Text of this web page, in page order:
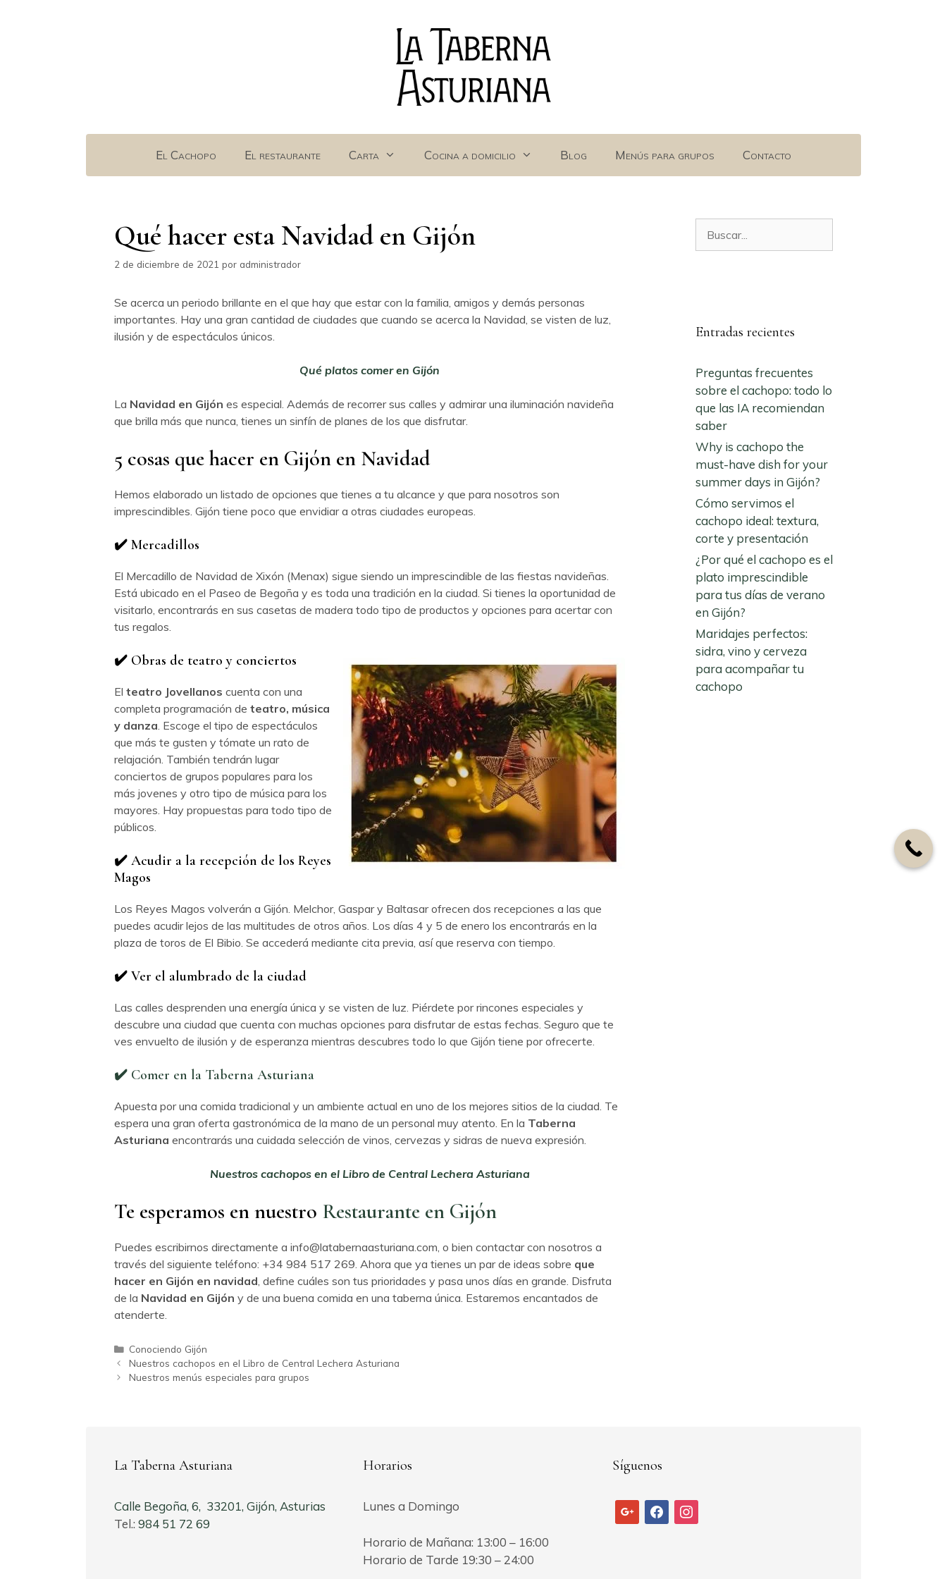
El Cachopo El restaurante Carta Cocina a domicilio Blog Menús para grupos Contacto
Qué hacer esta Navidad en Gijón
2 de diciembre de 2021 por administrador
Se acerca un periodo brillante en el que hay que estar con la familia, amigos y demás personas
importantes. Hay una gran cantidad de ciudades que cuando se acerca la Navidad, se visten de luz,
ilusión y de espectáculos únicos.
Qué platos comer en Gijón
La Navidad en Gijón es especial. Además de recorrer sus calles y admirar una iluminación navideña
que brilla más que nunca, tienes un sinfín de planes de los que disfrutar.
5 cosas que hacer en Gijón en Navidad
Hemos elaborado un listado de opciones que tienes a tu alcance y que para nosotros son
imprescindibles. Gijón tiene poco que envidiar a otras ciudades europeas.
✔️ Mercadillos
El Mercadillo de Navidad de Xixón (Menax) sigue siendo un imprescindible de las fiestas navideñas.
Está ubicado en el Paseo de Begoña y es toda una tradición en la ciudad. Si tienes la oportunidad de
visitarlo, encontrarás en sus casetas de madera todo tipo de productos y opciones para acertar con
tus regalos.
✔️ Obras de teatro y conciertos
El teatro Jovellanos cuenta con una
completa programación de teatro, música
y danza. Escoge el tipo de espectáculos
que más te gusten y tómate un rato de
relajación. También tendrán lugar
conciertos de grupos populares para los
más jovenes y otro tipo de música para los
mayores. Hay propuestas para todo tipo de
públicos.
✔️ Acudir a la recepción de los Reyes
Magos
Los Reyes Magos volverán a Gijón. Melchor, Gaspar y Baltasar ofrecen dos recepciones a las que
puedes acudir lejos de las multitudes de otros años. Los días 4 y 5 de enero los encontrarás en la
plaza de toros de El Bibio. Se accederá mediante cita previa, así que reserva con tiempo.
✔️ Ver el alumbrado de la ciudad
Las calles desprenden una energía única y se visten de luz. Piérdete por rincones especiales y
descubre una ciudad que cuenta con muchas opciones para disfrutar de estas fechas. Seguro que te
ves envuelto de ilusión y de esperanza mientras descubres todo lo que Gijón tiene por ofrecerte.
✔️ Comer en la Taberna Asturiana
Apuesta por una comida tradicional y un ambiente actual en uno de los mejores sitios de la ciudad. Te
espera una gran oferta gastronómica de la mano de un personal muy atento. En la Taberna
Asturiana encontrarás una cuidada selección de vinos, cervezas y sidras de nueva expresión.
Nuestros cachopos en el Libro de Central Lechera Asturiana
Te esperamos en nuestro Restaurante en Gijón
Puedes escribirnos directamente a info@latabernaasturiana.com, o bien contactar con nosotros a
través del siguiente teléfono: +34 984 517 269. Ahora que ya tienes un par de ideas sobre que
hacer en Gijón en navidad, define cuáles son tus prioridades y pasa unos días en grande. Disfruta
de la Navidad en Gijón y de una buena comida en una taberna única. Estaremos encantados de
atenderte.
Categorías
Conociendo Gijón
Nuestros cachopos en el Libro de Central Lechera Asturiana
Nuestros menús especiales para grupos
Entradas recientes
Preguntas frecuentes
sobre el cachopo: todo lo
que las IA recomiendan
saber
Why is cachopo the
must-have dish for your
summer days in Gijón?
Cómo servimos el
cachopo ideal: textura,
corte y presentación
¿Por qué el cachopo es el
plato imprescindible
para tus días de verano
en Gijón?
Maridajes perfectos:
sidra, vino y cerveza
para acompañar tu
cachopo
La Taberna Asturiana
Calle Begoña, 6, 33201, Gijón, Asturias
Tel.: 984 51 72 69
Horarios
Lunes a Domingo
Horario de Mañana: 13:00 – 16:00
Horario de Tarde 19:30 – 24:00
Síguenos
googlefacebookinstagram